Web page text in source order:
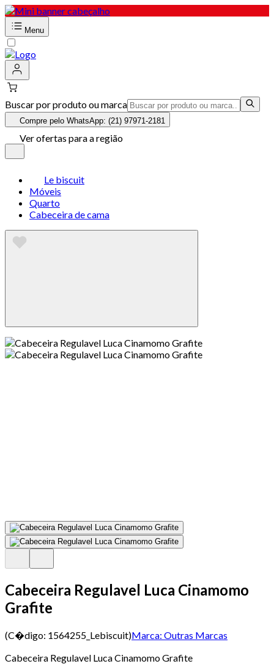
Menu
Buscar por produto ou marca
Compre pelo WhatsApp: (21) 97971-2181
Ver ofertas para a região
Le biscuit
Móveis
Quarto
Cabeceira de cama
Cabeceira Regulavel Luca Cinamomo
Grafite
(C�digo: 1564255_Lebiscuit)Marca: Outras Marcas
Cabeceira Regulavel Luca Cinamomo Grafite